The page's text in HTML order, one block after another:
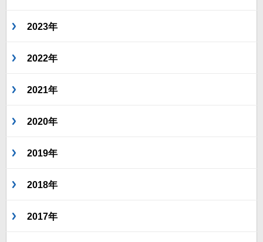
2023年
2022年
2021年
2020年
2019年
2018年
2017年